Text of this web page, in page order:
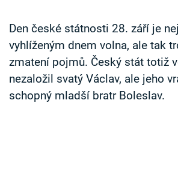
Sledujte nás
Den české státnosti 28. září je
vyhlíženým dnem volna, ale tak
zmatení pojmů. Český stát totiž
nezaložil svatý Václav, ale jeho
schopný mladší bratr Boleslav.